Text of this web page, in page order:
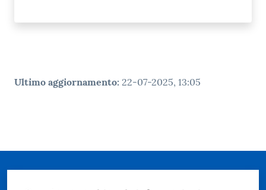
Ultimo aggiornamento: 22-07-2025, 13:05